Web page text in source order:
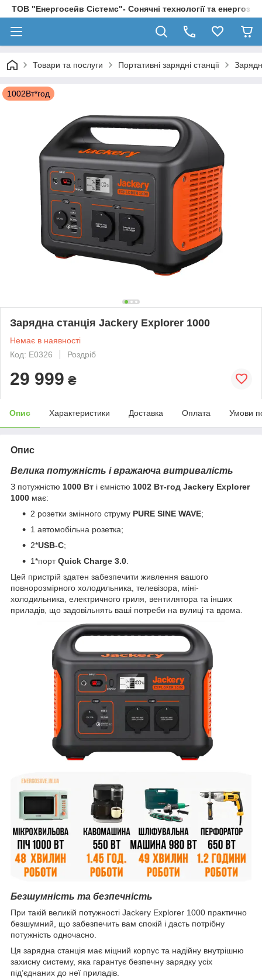
ТОВ "Енергосейв Сістемс"- Сонячні технології та
Товари та послуги Портативні зарядні станції
1002Вт*год
Зарядна станція Jackery Explorer 1000
Немає в наявності
Код: E0326
Роздріб
29 999 ₴
Опис Характеристики Доставка Оплата Умови
Опис
Велика потужність і вражаюча витривалість
З потужністю 1000 Вт і ємністю 1002 Вт-год Jackery Explorer
1000 має:
2 розетки змінного струму PURE SINE WAVE;
1 автомобільна розетка;
2*USB-C;
1*портQuick Charge 3.0
Цей пристрій здатен забезпечити живлення вашого
повнорозмірного холодильника, телевізора, міні-
холодильника, електричного гриля, вентилятора та інших
приладів, що задовільнять ваші потреби на вулиці та вдома.
Безшумність та безпечність
При такій великій потужності Jackery Explorer 1000 практично
безшумний, що забезпечить вам спокій і дасть потрібну
потужність одночасно.
Ця зарядна станція має міцний корпус та надійну внутрішню
захисну систему, яка гарантує безпечну зарядку усіх
під’єднаних до неї приладів.